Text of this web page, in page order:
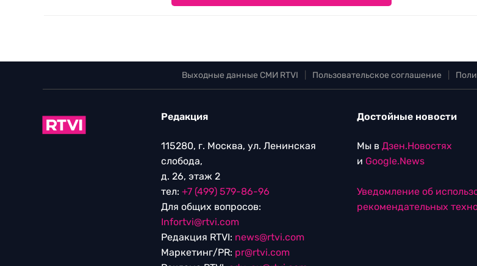
Выходные данные СМИ RTVI Пользовательское соглашение
Редакция
115280, г. Москва, ул. Ленинская
слобода,
д. 26, этаж 2
тел: +7 (499) 579-86-96
Для общих вопросов:
Infortvi@rtvi.com
Редакция RTVI: news@rtvi.com
Маркетинг/PR: pr@rtvi.com
Достойные новости
Мы в Дзен.Новостях
и Google.News
Уведомление об
рекомендательных